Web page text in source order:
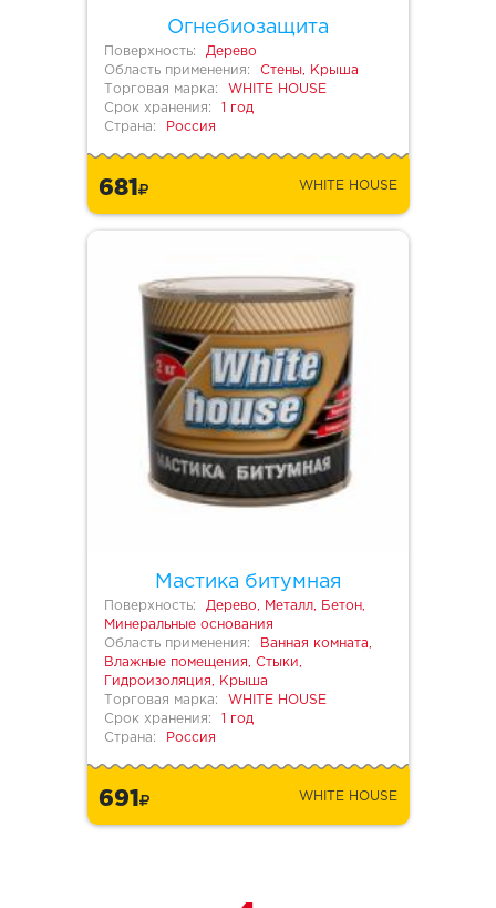
Огнебиозащита
Поверхность:
Дерево
Область применения:
Стены, Крыша
Торговая марка:
WHITE HOUSE
Срок хранения:
1 год
Страна:
Россия
681 WHITE HOUSE
Мастика битумная
Поверхность:
Дерево, Металл, Бетон,
Минеральные основания
Область применения:
Ванная комната,
Влажные помещения, Стыки,
Гидроизоляция, Крыша
Торговая марка:
WHITE HOUSE
Срок хранения:
1 год
Страна:
Россия
691 WHITE HOUSE